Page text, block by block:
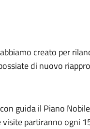
creato per
di nuovo
guida il Piano
partiranno ogni